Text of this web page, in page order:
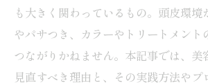
も大きく関わっているもの。頭皮環境
やパサつき、カラーやトリートメント
つながりかねません。本記事では、美
見直すべき理由と、その実践方法やプ